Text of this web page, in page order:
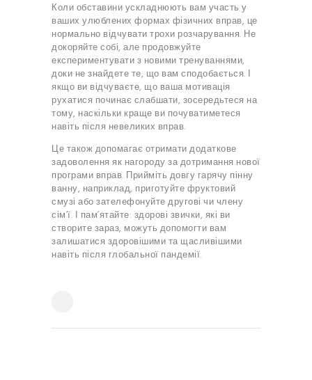
Коли обставини ускладнюють вам участь у
ваших улюблених формах фізичних вправ, це
нормально відчувати трохи розчарування. Не
докоряйте собі, але продовжуйте
експериментувати з новими тренуваннями,
доки не знайдете те, що вам сподобається. І
якщо ви відчуваєте, що ваша мотивація
рухатися починає слабшати, зосередьтеся на
тому, наскільки краще ви почуватиметеся
навіть після невеликих вправ.
Це також допомагає отримати додаткове
задоволення як нагороду за дотримання нової
програми вправ. Прийміть довгу гарячу пінну
ванну, наприклад, приготуйте фруктовий
смузі або зателефонуйте другові чи члену
сім’ї. І пам’ятайте: здорові звички, які ви
створите зараз, можуть допомогти вам
залишатися здоровішими та щасливішими
навіть після глобальної пандемії.